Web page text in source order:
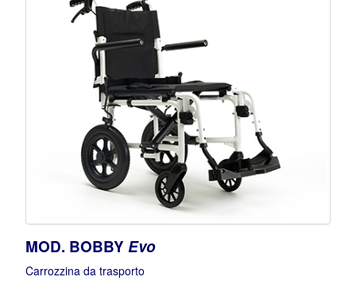
MOD. BOBBYEvo
Carrozzina da trasporto